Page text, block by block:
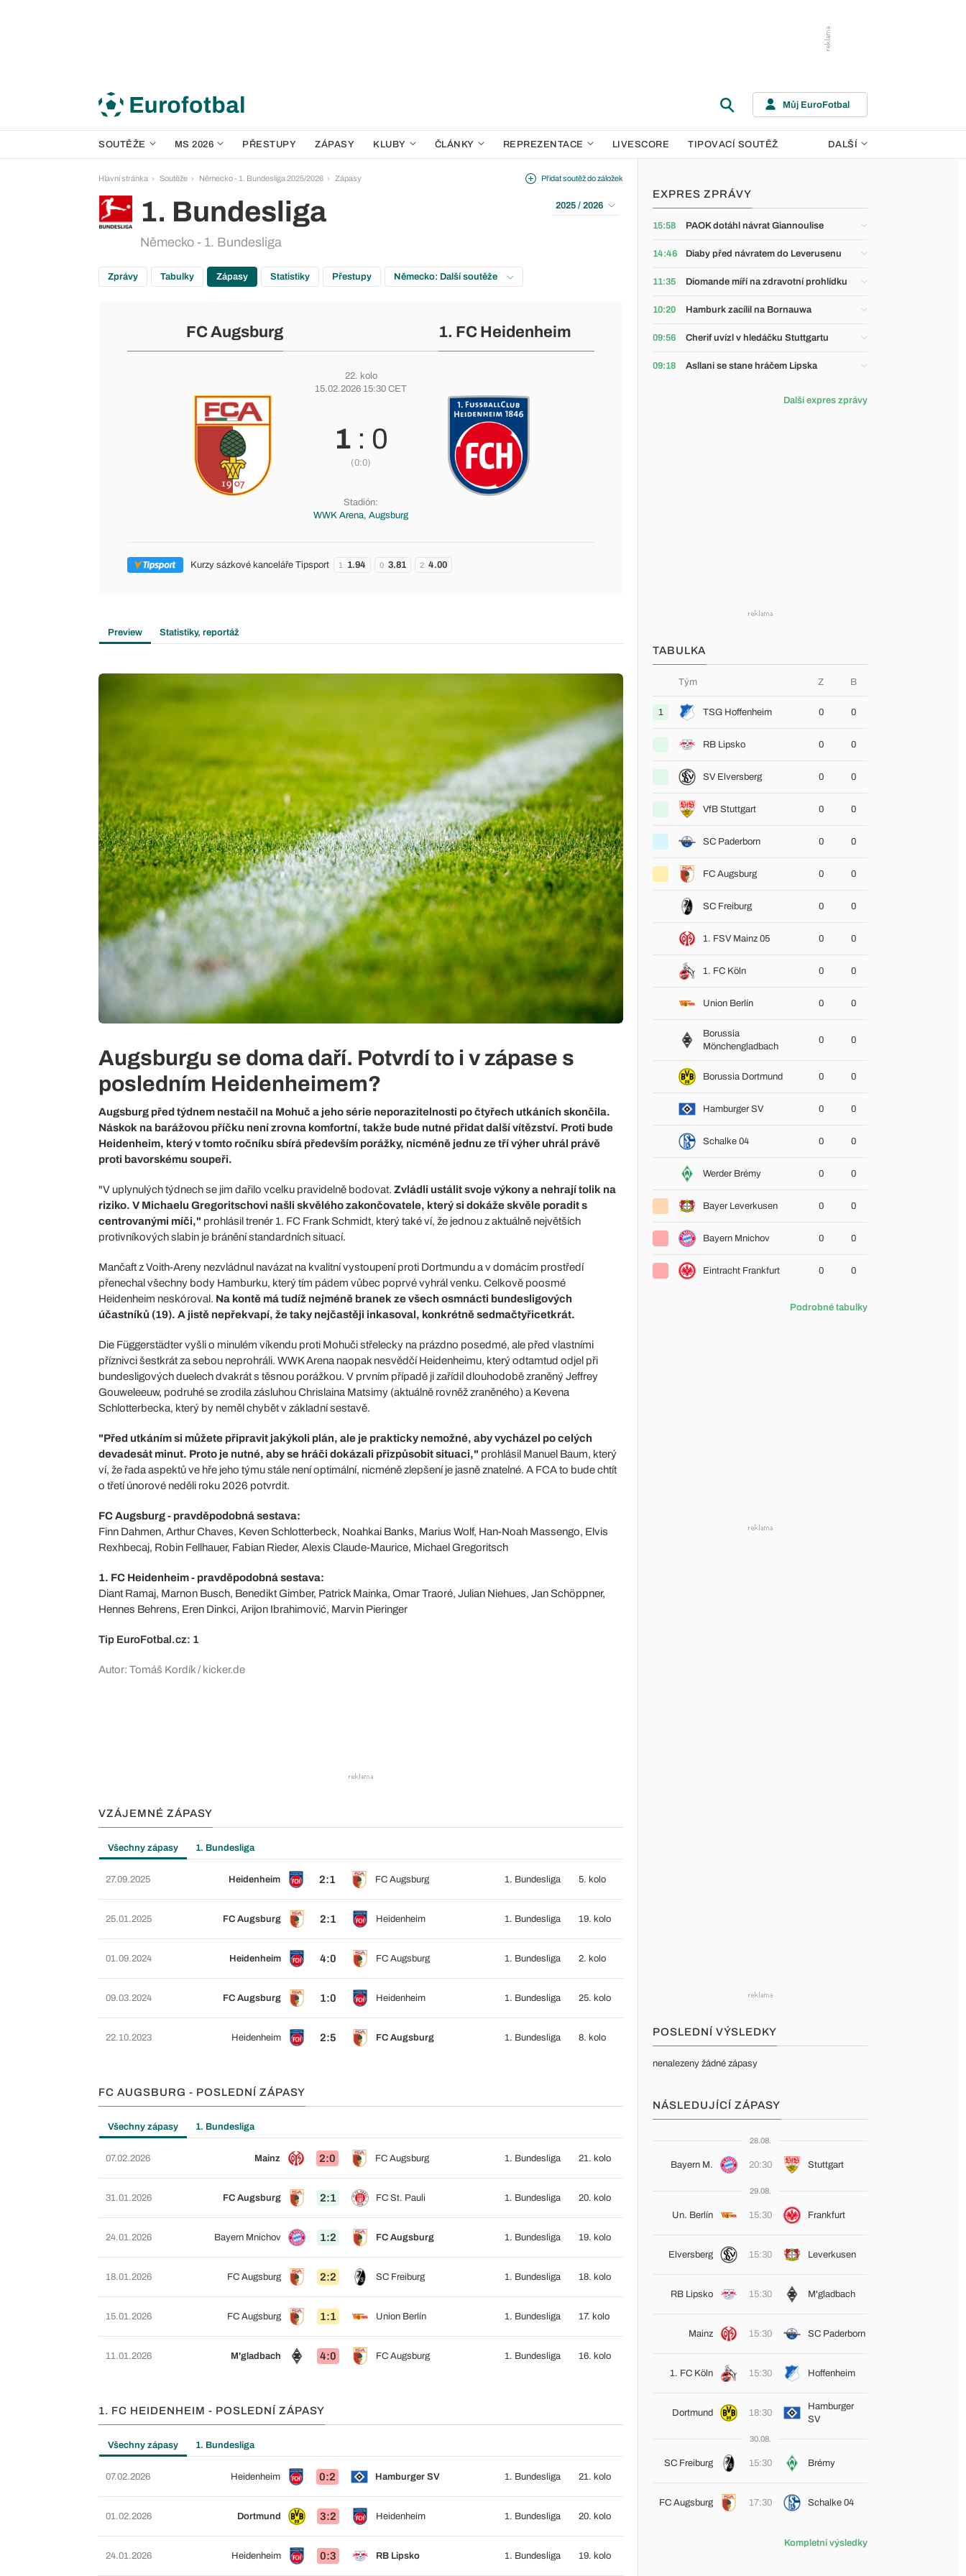
Můj EuroFotbal
SOUTĚŽE MS 2026 PŘESTUPY ZÁPASY KLUBY ČLÁNKY REPREZENTACE LIVESCORE TIPOVACÍ SOUTĚŽ DALŠÍ
Hlavní stránka Soutěže Německo - 1. Bundesliga 2025/2026 Zápasy
1. Bundesliga
Německo - 1. Bundesliga
Přidat soutěž do záložek
2025 / 2026
Zprávy Tabulky Zápasy Statistiky Přestupy Německo: Další soutěže
FC Augsburg 1. FC Heidenheim
22. kolo
15.02.2026 15:30 CET
1 : 0
(0:0)
Stadión:
WWK Arena, Augsburg
Kurzy sázkové kanceláře Tipsport 1 1.94 0 3.81 2 4.00
Preview Statistiky, reportáž
Augsburgu se doma daří. Potvrdí to i v zápase s
posledním Heidenheimem?
Augsburg před týdnem nestačil na Mohuč a jeho série neporazitelnosti po čtyřech utkáních skončila.
Náskok na barážovou příčku není zrovna komfortní, takže bude nutné přidat další vítězství. Proti bude
Heidenheim, který v tomto ročníku sbírá především porážky, nicméně jednu ze tří výher uhrál právě
proti bavorskému soupeři.
"V uplynulých týdnech se jim dařilo vcelku pravidelně bodovat. Zvládli ustálit svoje výkony a nehrají tolik na
riziko. V Michaelu Gregoritschovi našli skvělého zakončovatele, který si dokáže skvěle poradit s
centrovanými míči," prohlásil trenér 1. FC Frank Schmidt, který také ví, že jednou z aktuálně největších
protivníkových slabin je bránění standardních situací.
Mančaft z Voith-Areny nezvládnul navázat na kvalitní vystoupení proti Dortmundu a v domácím prostředí
přenechal všechny body Hamburku, který tím pádem vůbec poprvé vyhrál venku. Celkově poosmé
Heidenheim neskóroval. Na kontě má tudíž nejméně branek ze všech osmnácti bundesligových
účastníků (19). A jistě nepřekvapí, že taky nejčastěji inkasoval, konkrétně sedmačtyřicetkrát.
Die Függerstädter vyšli o minulém víkendu proti Mohuči střelecky na prázdno posedmé, ale před vlastními
příznivci šestkrát za sebou neprohráli. WWK Arena naopak nesvědčí Heidenheimu, který odtamtud odjel při
bundesligových duelech dvakrát s těsnou porážkou. V prvním případě ji zařídil dlouhodobě zraněný Jeffrey
Gouweleeuw, podruhé se zrodila zásluhou Chrislaina Matsimy (aktuálně rovněž zraněného) a Kevena
Schlotterbecka, který by neměl chybět v základní sestavě.
"Před utkáním si můžete připravit jakýkoli plán, ale je prakticky nemožné, aby vycházel po celých
devadesát minut. Proto je nutné, aby se hráči dokázali přizpůsobit situaci," prohlásil Manuel Baum, který
ví, že řada aspektů ve hře jeho týmu stále není optimální, nicméně zlepšení je jasně znatelné. A FCA to bude chtít
o třetí únorové neděli roku 2026 potvrdit.
FC Augsburg - pravděpodobná sestava:
Finn Dahmen, Arthur Chaves, Keven Schlotterbeck, Noahkai Banks, Marius Wolf, Han-Noah Massengo, Elvis
Rexhbecaj, Robin Fellhauer, Fabian Rieder, Alexis Claude-Maurice, Michael Gregoritsch
1. FC Heidenheim - pravděpodobná sestava:
Diant Ramaj, Marnon Busch, Benedikt Gimber, Patrick Mainka, Omar Traoré, Julian Niehues, Jan Schöppner,
Hennes Behrens, Eren Dinkci, Arijon Ibrahimović, Marvin Pieringer
Tip EuroFotbal.cz: 1
Autor: Tomáš Kordík / kicker.de
VZÁJEMNÉ ZÁPASY
Všechny zápasy 1. Bundesliga
27.09.2025 Heidenheim 2:1 FC Augsburg 1. Bundesliga 5. kolo
25.01.2025 FC Augsburg 2:1 Heidenheim 1. Bundesliga 19. kolo
01.09.2024 Heidenheim 4:0 FC Augsburg 1. Bundesliga 2. kolo
09.03.2024 FC Augsburg 1:0 Heidenheim 1. Bundesliga 25. kolo
22.10.2023 Heidenheim 2:5 FC Augsburg 1. Bundesliga 8. kolo
FC AUGSBURG - POSLEDNÍ ZÁPASY
Všechny zápasy 1. Bundesliga
07.02.2026 Mainz 2:0 FC Augsburg 1. Bundesliga 21. kolo
31.01.2026 FC Augsburg 2:1 FC St. Pauli 1. Bundesliga 20. kolo
24.01.2026 Bayern Mnichov 1:2 FC Augsburg 1. Bundesliga 19. kolo
18.01.2026 FC Augsburg 2:2 SC Freiburg 1. Bundesliga 18. kolo
15.01.2026 FC Augsburg 1:1 Union Berlín 1. Bundesliga 17. kolo
11.01.2026 M'gladbach 4:0 FC Augsburg 1. Bundesliga 16. kolo
1. FC HEIDENHEIM - POSLEDNÍ ZÁPASY
Všechny zápasy 1. Bundesliga
07.02.2026 Heidenheim 0:2 Hamburger SV 1. Bundesliga 21. kolo
01.02.2026 Dortmund 3:2 Heidenheim 1. Bundesliga 20. kolo
24.01.2026 Heidenheim 0:3 RB Lipsko 1. Bundesliga 19. kolo
EXPRES ZPRÁVY
15:58 PAOK dotáhl návrat Giannoulise
14:46 Diaby před návratem do Leverusenu
11:35 Diomande míří na zdravotní prohlídku
10:20 Hamburk zacílil na Bornauwa
09:56 Cherif uvízl v hledáčku Stuttgartu
09:18 Asllani se stane hráčem Lipska
Další expres zprávy
TABULKA
Tým Z B
1 TSG Hoffenheim 0 0
RB Lipsko 0 0
SV Elversberg 0 0
VfB Stuttgart 0 0
SC Paderborn 0 0
FC Augsburg 0 0
SC Freiburg 0 0
1. FSV Mainz 05 0 0
1. FC Köln 0 0
Union Berlín 0 0
Borussia
Mönchengladbach
0 0
Borussia Dortmund 0 0
Hamburger SV 0 0
Schalke 04 0 0
Werder Brémy 0 0
Bayer Leverkusen 0 0
Bayern Mnichov 0 0
Eintracht Frankfurt 0 0
Podrobné tabulky
POSLEDNÍ VÝSLEDKY
nenalezeny žádné zápasy
NÁSLEDUJÍCÍ ZÁPASY
28.08.
Bayern M. 20:30 Stuttgart
29.08.
Un. Berlín 15:30 Frankfurt
Elversberg 15:30 Leverkusen
RB Lipsko 15:30 M'gladbach
Mainz 15:30 SC Paderborn
1. FC Köln 15:30 Hoffenheim
Dortmund 18:30
Hamburger
SV
30.08.
SC Freiburg 15:30 Brémy
FC Augsburg 17:30 Schalke 04
Kompletní výsledky